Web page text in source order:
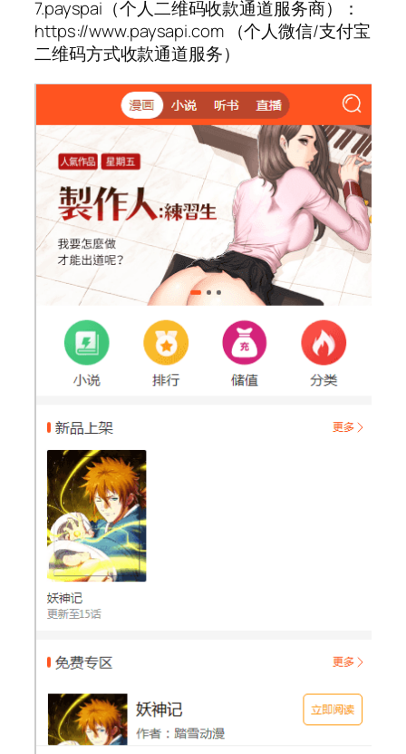
7.payspai（个人二维码收款通道服务商）：
https://www.paysapi.com （个人微信/支付宝
二维码方式收款通道服务）